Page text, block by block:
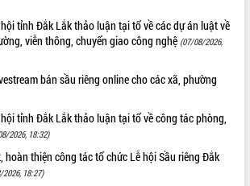
tỉnh Đắk Lắk thảo luận tại tổ về các dự án luật về
viễn thông, chuyển giao công nghệ (07/08/2026,
bán sầu riêng online cho các xã, phường
tỉnh Đắk Lắk thảo luận tại tổ về công tác phòng,
2026, 18:32)
hoàn thiện công tác tổ chức Lễ hội Sầu riêng Đắk
18:27)